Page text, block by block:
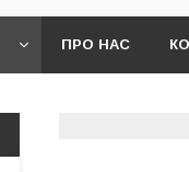
ПРО НАС